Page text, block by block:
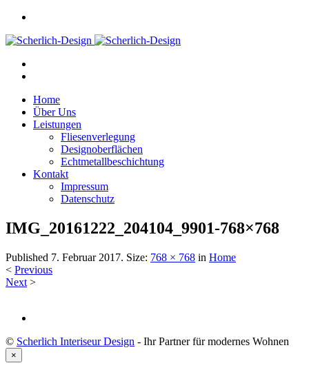
Home
Über Uns
Leistungen
Fliesenverlegung
Designoberflächen
Echtmetallbeschichtung
Kontakt
Impressum
Datenschutz
IMG_20161222_204104_9901-768×768
Published 7. Februar 2017. Size: 768 × 768 in Home
< Previous
Next >
© Scherlich Interiseur Design - Ihr Partner für modernes Wohnen
×